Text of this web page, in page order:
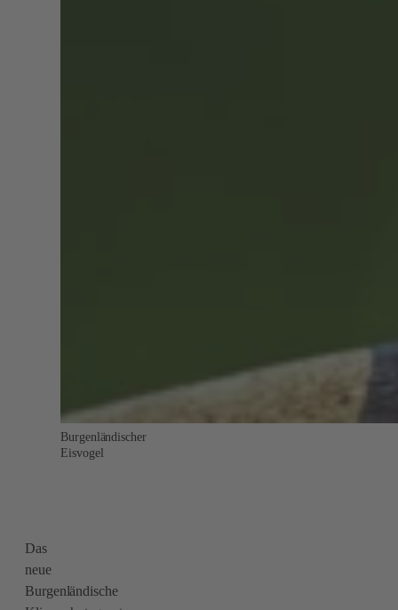
Burgenländischer
Eisvogel
Das
neue
Burgenländische